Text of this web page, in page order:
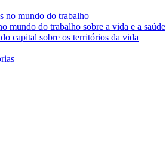
no mundo do trabalho
mundo do trabalho sobre a vida e a saúde
capital sobre os territórios da vida